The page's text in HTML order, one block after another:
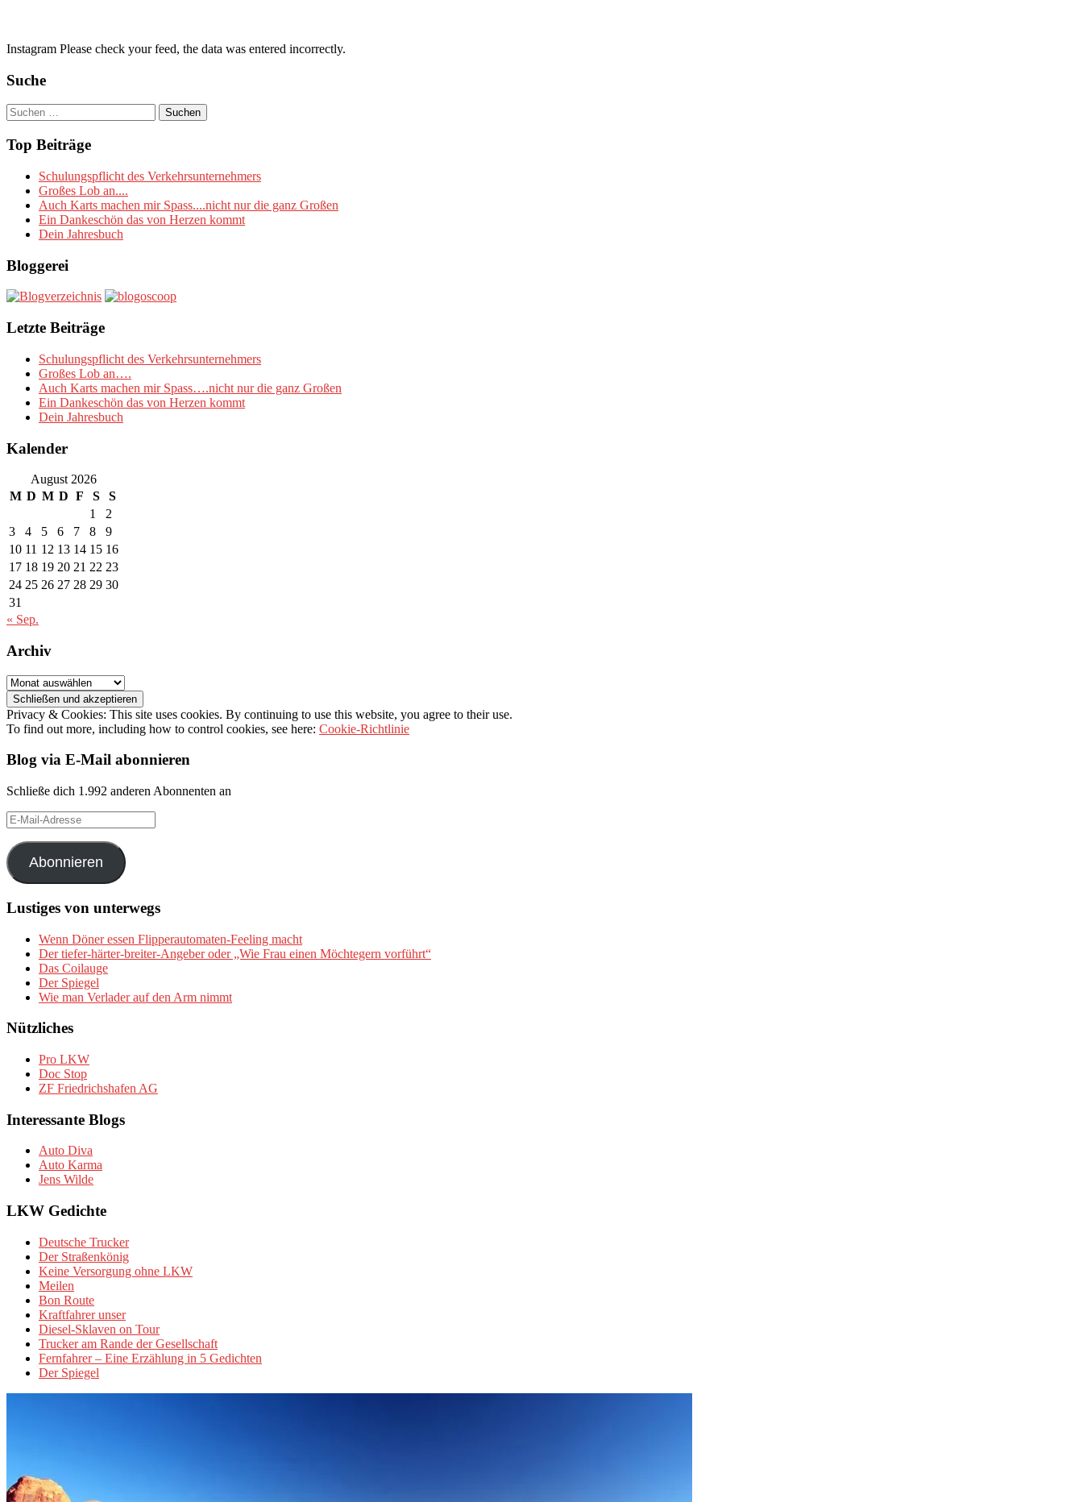
Instagram Please check your feed, the data was entered incorrectly.
Suche
Suchen
nach:
Top Beiträge
Schulungspflicht des Verkehrsunternehmers
Großes Lob an....
Auch Karts machen mir Spass....nicht nur die ganz Großen
Ein Dankeschön das von Herzen kommt
Dein Jahresbuch
Bloggerei
Letzte Beiträge
Schulungspflicht des Verkehrsunternehmers
Großes Lob an….
Auch Karts machen mir Spass….nicht nur die ganz Großen
Ein Dankeschön das von Herzen kommt
Dein Jahresbuch
Kalender
August 2026
M D M D F S
S
1
2
3
4 5 6 7 8
9
10 11 12 13 14 15 16
17 18 19 20 21 22 23
24 25 26 27 28 29 30
31
« Sep.
Archiv
Archiv
Privacy & Cookies: This site uses cookies. By continuing to use this website, you agree to their use.
To find out more, including how to control cookies, see here: Cookie-Richtlinie
Blog via E-Mail abonnieren
Schließe dich 1.992 anderen Abonnenten an
E-
Mail-
Adresse
Abonnieren
Lustiges von unterwegs
Wenn Döner essen Flipperautomaten-Feeling macht
Der tiefer-härter-breiter-Angeber oder „Wie Frau einen Möchtegern vorführt“
Das Coilauge
Der Spiegel
Wie man Verlader auf den Arm nimmt
Nützliches
Pro LKW
Doc Stop
ZF Friedrichshafen AG
Interessante Blogs
Auto Diva
Auto Karma
Jens Wilde
LKW Gedichte
Deutsche Trucker
Der Straßenkönig
Keine Versorgung ohne LKW
Meilen
Bon Route
Kraftfahrer unser
Diesel-Sklaven on Tour
Trucker am Rande der Gesellschaft
Fernfahrer – Eine Erzählung in 5 Gedichten
Der Spiegel